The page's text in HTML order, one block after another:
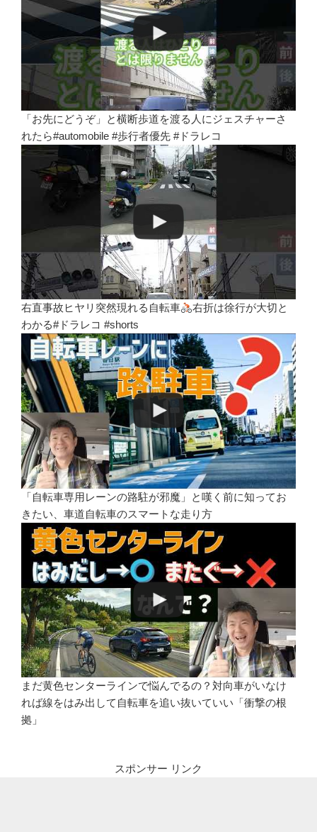
「お先にどうぞ」と横断歩道を渡る人にジェスチャーさ
れたら#automobile #歩行者優先 #ドラレコ
右直事故ヒヤリ突然現れる自転車
右折は徐行が大切と
わかる#ドラレコ #shorts
「自転車専用レーンの路駐が邪魔」と嘆く前に知ってお
きたい、車道自転車のスマートな走り方
まだ黄色センターラインで悩んでるの？対向車がいなけ
れば線をはみ出して自転車を追い抜いていい「衝撃の根
拠」
スポンサー リンク